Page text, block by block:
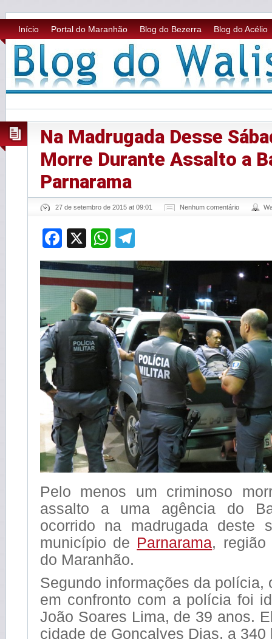
Início Portal do Maranhão Blog do Bezerra Blog do Acélio
Na Madrugada Desse
Morre Durante Assalto a
Parnarama
27 de setembro de 2015 at 09:01 Nenhum comentário
Facebook
X WhatsApp
Pelo menos um criminoso
assalto a uma agência do
ocorrido na madrugada deste
município de Parnarama, região
do Maranhão.
Segundo informações da polícia,
em confronto com a polícia foi
João Soares Lima, de 39 anos.
cidade de Gonçalves Dias, a